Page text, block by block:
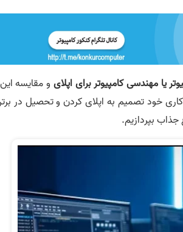
یا مهندسی کامپیوتر برای اپلای و مقایسه
خود تصمیم به اپلای کردن و تحصیل در
بپردازیم.